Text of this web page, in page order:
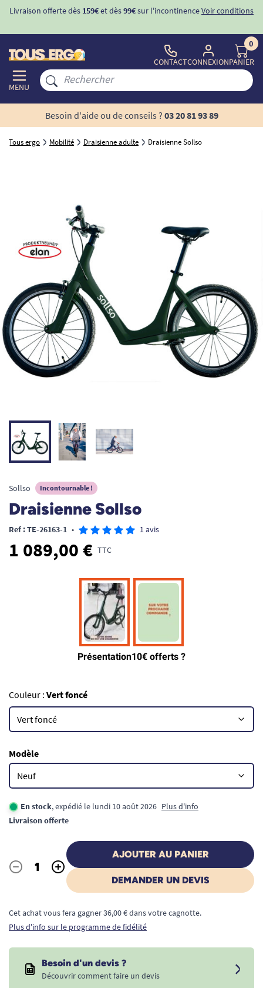
Livraison offerte dès 159€et dès99€sur l'incontinenceVoir conditions
MENU
CONTACTCONNEXION
0
PANIER
Besoin d'aide ou de conseils ? 03 20 81 93 89
Tous ergo Mobilité Draisienne adulte Draisienne Sollso
Sollso Incontournable !
Draisienne Sollso
Ref : TE-26163-1 • 1 avis
1 089,00 € TTC
Couleur : Vert foncé
Modèle
En stock, expédié le lundi 10 août 2026 Plus d'info
Livraison offerte
Quantité
- +
AJOUTER AU PANIER
DEMANDER UN DEVIS
Cet achat vous fera gagner 36,00 € dans votre cagnotte.
Plus d'info sur le programme de fidélité
Besoin d'un devis ?
Découvrir comment faire un devis